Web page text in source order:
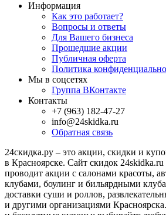
Информация
Как это работает?
Вопросы и ответы
Для Вашего бизнеса
Прошедшие акции
Публичная оферта
Политика
Мы в соцсетях
Группа ВКонтакте
Контакты
+7 (963) 182-47-27
info@24skidka.ru
Обратная связь
24скидка.ру – это акции, скидки и
в Красноярске. Сайт скидок
проводит акции с салонами красоты,
клубами, боулинг и бильярдными
доставки суши и роллов,
и другими организациями